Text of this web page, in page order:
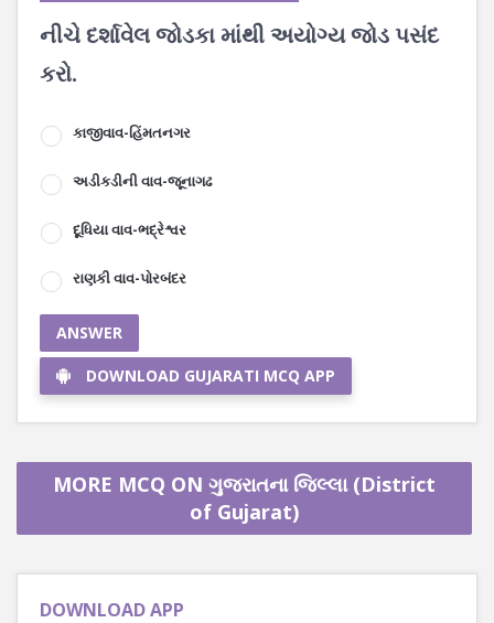
નીચે દર્શાવેલ જોડકા માંથી અયોગ્ય જોડ પસંદ
કરો.
કાજીવાવ-હિંમતનગર
અડીકડીની વાવ-જૂનાગઢ
દૂધિયા વાવ-ભદ્રેશ્વર
રાણકી વાવ-પોરબંદર
ANSWER
DOWNLOAD GUJARATI MCQ APP
MORE MCQ ON ગુજરાતના જિલ્લા (District
of Gujarat)
DOWNLOAD APP